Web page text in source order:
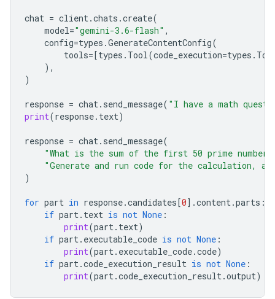
chat = client.chats .create(
model="gemini-3.6-flash" ,
config=types .GenerateContentConfig(
tools=[types . Tool(code_execution=types .
),
)
response = chat. send_message( "I have a math
print(response. text)
response = chat. send_message(
"What is the sum of the first 50 prime
"Generate and run code for the calculation,
)
for part in response.candidates[0] .content.parts :
if part. text is not None :
print(part. text)
if part. executable_code is not None :
print(part. executable_code.code)
if part.code_execution_result is not None :
print(part.code_execution_result.output)